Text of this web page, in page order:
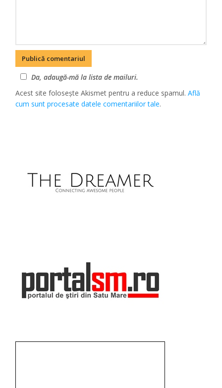
Da, adaugă-mă la lista de mailuri.
Acest site folosește Akismet pentru a reduce spamul.Află
cum sunt procesate datele comentariilor tale.